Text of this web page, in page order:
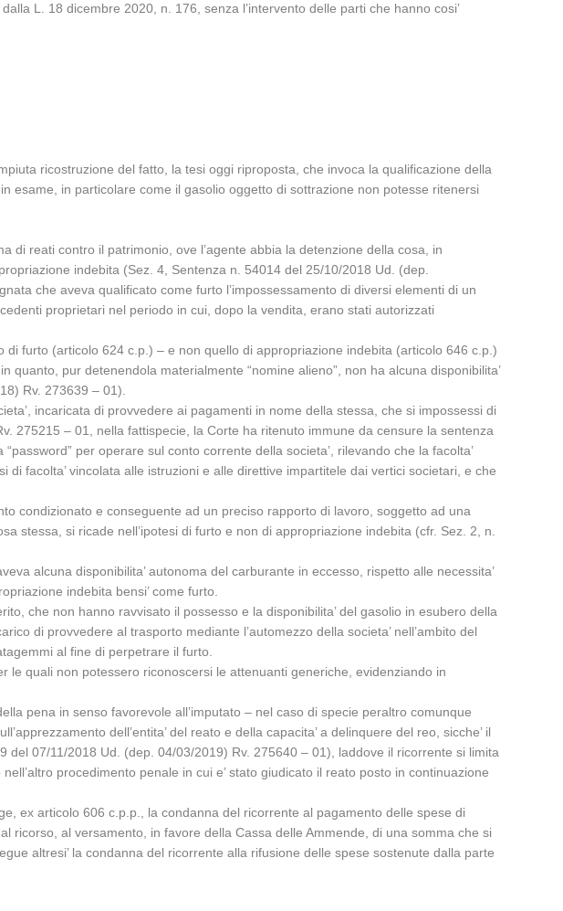
L. 18 dicembre 2020, n. 176, senza l’intervento delle parti che hanno cosi’
ricostruzione del fatto, la tesi oggi riproposta, che invoca la qualificazione della
esame, in particolare come il gasolio oggetto di sottrazione non potesse ritenersi
di reati contro il patrimonio, ove l’agente abbia la detenzione della cosa, in
indebita (Sez. 4, Sentenza n. 54014 del 25/10/2018 Ud. (dep.
che aveva qualificato come furto l’impossessamento di diversi elementi di un
proprietari nel periodo in cui, dopo la vendita, erano stati autorizzati
furto (articolo 624 c.p.) – e non quello di appropriazione indebita (articolo 646 c.p.)
pur detenendola materialmente “nomine alieno”, non ha alcuna disponibilita’
Rv. 273639 – 01).
incaricata di provvedere ai pagamenti in nome della stessa, che si impossessi di
275215 – 01, nella fattispecie, la Corte ha ritenuto immune da censure la sentenza
per operare sul conto corrente della societa’, rilevando che la facolta’
facolta’ vincolata alle istruzioni e alle direttive impartitele dai vertici societari, e che
condizionato e conseguente ad un preciso rapporto di lavoro, soggetto ad una
stessa, si ricade nell’ipotesi di furto e non di appropriazione indebita (cfr. Sez. 2, n.
alcuna disponibilita’ autonoma del carburante in eccesso, rispetto alle necessita’
indebita bensi’ come furto.
che non hanno ravvisato il possesso e la disponibilita’ del gasolio in esubero della
di provvedere al trasporto mediante l’automezzo della societa’ nell’ambito del
al fine di perpetrare il furto.
le quali non potessero riconoscersi le attenuanti generiche, evidenziando in
pena in senso favorevole all’imputato – nel caso di specie peraltro comunque
dell’entita’ del reato e della capacita’ a delinquere del reo, sicche’ il
07/11/2018 Ud. (dep. 04/03/2019) Rv. 275640 – 01), laddove il ricorrente si limita
procedimento penale in cui e’ stato giudicato il reato posto in continuazione
ex articolo 606 c.p.p., la condanna del ricorrente al pagamento delle spese di
ricorso, al versamento, in favore della Cassa delle Ammende, di una somma che si
altresi’ la condanna del ricorrente alla rifusione delle spese sostenute dalla parte